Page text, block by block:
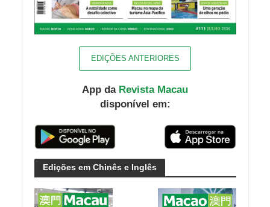
EDIÇÕES ANTERIORES
App da Revista Macau
disponível em:
Edições em Chinês e Inglês